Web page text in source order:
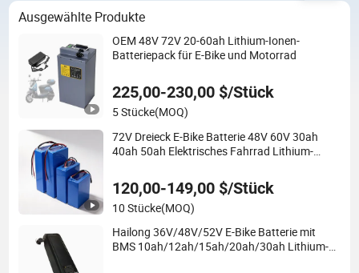
Ausgewählte Produkte
OEM 48V 72V 20-60ah Lithium-Ionen-
Batteriepack für E-Bike und Motorrad
225,00-230,00 $/Stück
5 Stücke(MOQ)
72V Dreieck E-Bike Batterie 48V 60V 30ah
40ah 50ah Elektrisches Fahrrad Lithium-
120,00-149,00 $/Stück
10 Stücke(MOQ)
Hailong 36V/48V/52V E-Bike Batterie mit
BMS 10ah/12ah/15ah/20ah/30ah Lithium-